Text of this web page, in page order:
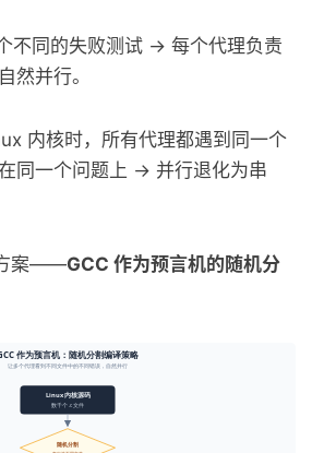
不同的失败测试 → 每个代理负责
然并行。
内核时，所有代理都遇到同一个
同一个问题上 → 并行退化为串
案——GCC 作为预言机的随机分